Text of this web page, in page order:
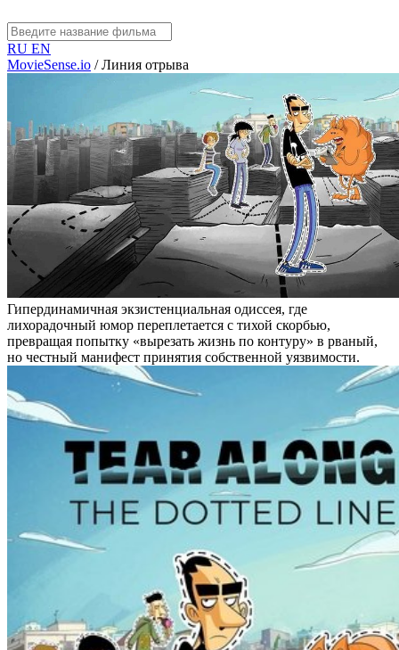
RU EN
MovieSense.io / Линия отрыва
Гипердинамичная экзистенциальная одиссея, где
лихорадочный юмор переплетается с тихой скорбью,
превращая попытку «вырезать жизнь по контуру» в рваный,
но честный манифест принятия собственной уязвимости.